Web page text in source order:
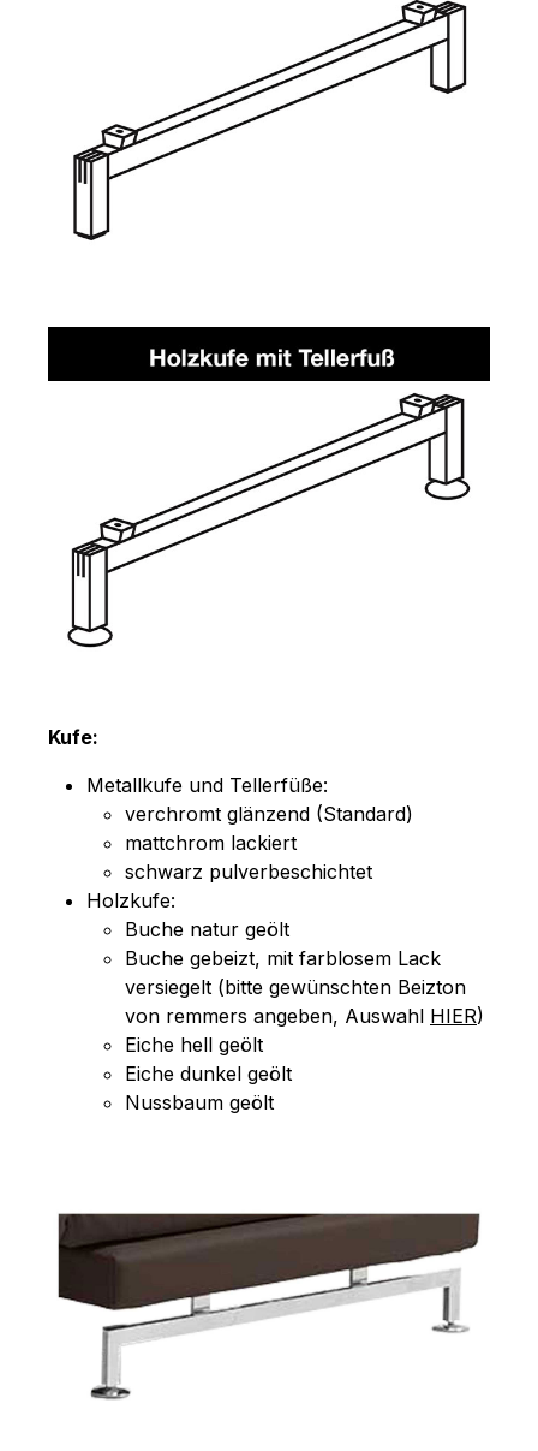
Kufe:
Metallkufe und Tellerfüße:
verchromt glänzend (Standard)
mattchrom lackiert
schwarz pulverbeschichtet
Holzkufe:
Buche natur geölt
Buche gebeizt, mit farblosem Lack
versiegelt (bitte gewünschten Beizton
von remmers angeben, Auswahl HIER)
Eiche hell geölt
Eiche dunkel geölt
Nussbaum geölt